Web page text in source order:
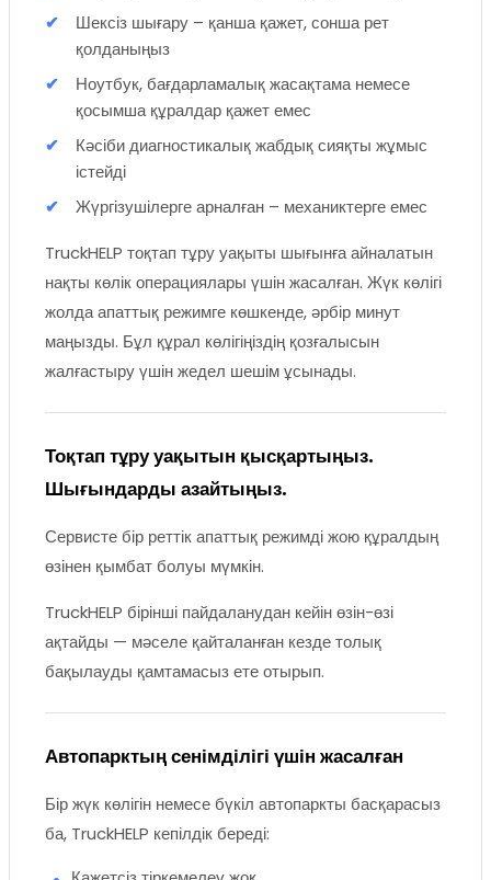
Шексіз шығару – қанша қажет, сонша рет
қолданыңыз
Ноутбук, бағдарламалық жасақтама немесе
қосымша құралдар қажет емес
Кәсіби диагностикалық жабдық сияқты жұмыс
істейді
Жүргізушілерге арналған – механиктерге емес
TruckHELP тоқтап тұру уақыты шығынға айналатын
нақты көлік операциялары үшін жасалған. Жүк көлігі
жолда апаттық режимге көшкенде, әрбір минут
маңызды. Бұл құрал көлігіңіздің қозғалысын
жалғастыру үшін жедел шешім ұсынады.
Тоқтап тұру уақытын қысқартыңыз.
Шығындарды азайтыңыз.
Сервисте бір реттік апаттық режимді жою құралдың
өзінен қымбат болуы мүмкін.
TruckHELP бірінші пайдаланудан кейін өзін-өзі
ақтайды — мәселе қайталанған кезде толық
бақылауды қамтамасыз ете отырып.
Автопарктың сенімділігі үшін жасалған
Бір жүк көлігін немесе бүкіл автопаркты басқарасыз
ба, TruckHELP кепілдік береді: